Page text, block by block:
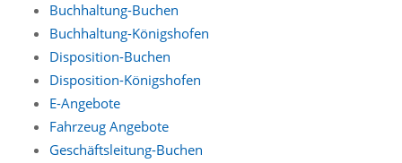
Buchhaltung-Buchen
Buchhaltung-Königshofen
Disposition-Buchen
Disposition-Königshofen
E-Angebote
Fahrzeug Angebote
Geschäftsleitung-Buchen